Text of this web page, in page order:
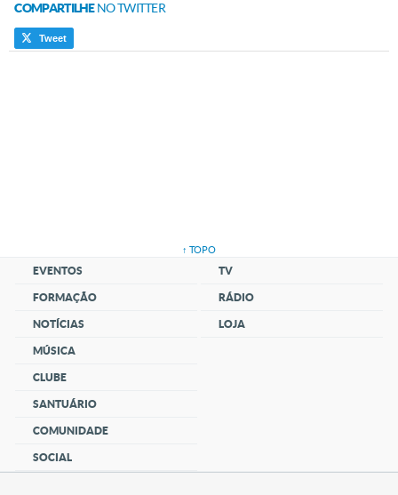
COMPARTILHENO TWITTER
Tweet
↑ TOPO
EVENTOS
FORMAÇÃO
NOTÍCIAS
MÚSICA
CLUBE
SANTUÁRIO
COMUNIDADE
SOCIAL
TV
RÁDIO
LOJA